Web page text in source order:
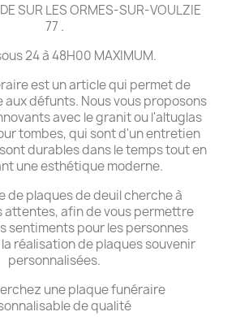
SUR LES ORMES-SUR-VOULZIE
77 .
24 à 48H00 MAXIMUM.
est un article qui permet de
aux défunts. Nous vous proposons
avec le granit ou l'altuglas
tombes, qui sont d'un entretien
durables dans le temps tout en
une esthétique moderne.
de plaques de deuil cherche à
attentes, afin de vous permettre
sentiments pour les personnes
réalisation de plaques souvenir
personnalisées.
une plaque funéraire
de qualité